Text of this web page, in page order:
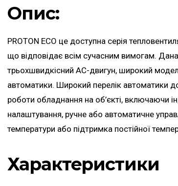
Опис:
PROTON ECO це доступна серія
що відповідає всім сучасним вимогам.
трьохшвидкісний АС-двигун, широкий
автоматики. Широкий перелік автоматики
роботи обладнання на об’єкті, включаючи
налаштування, ручне або автоматичне
температури або підтримка постійної
Характеристики